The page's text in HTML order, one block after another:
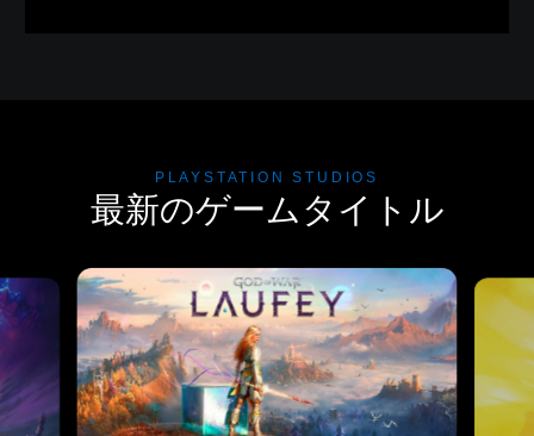
PLAYSTATION STUDIOS
最新のゲームタイトル